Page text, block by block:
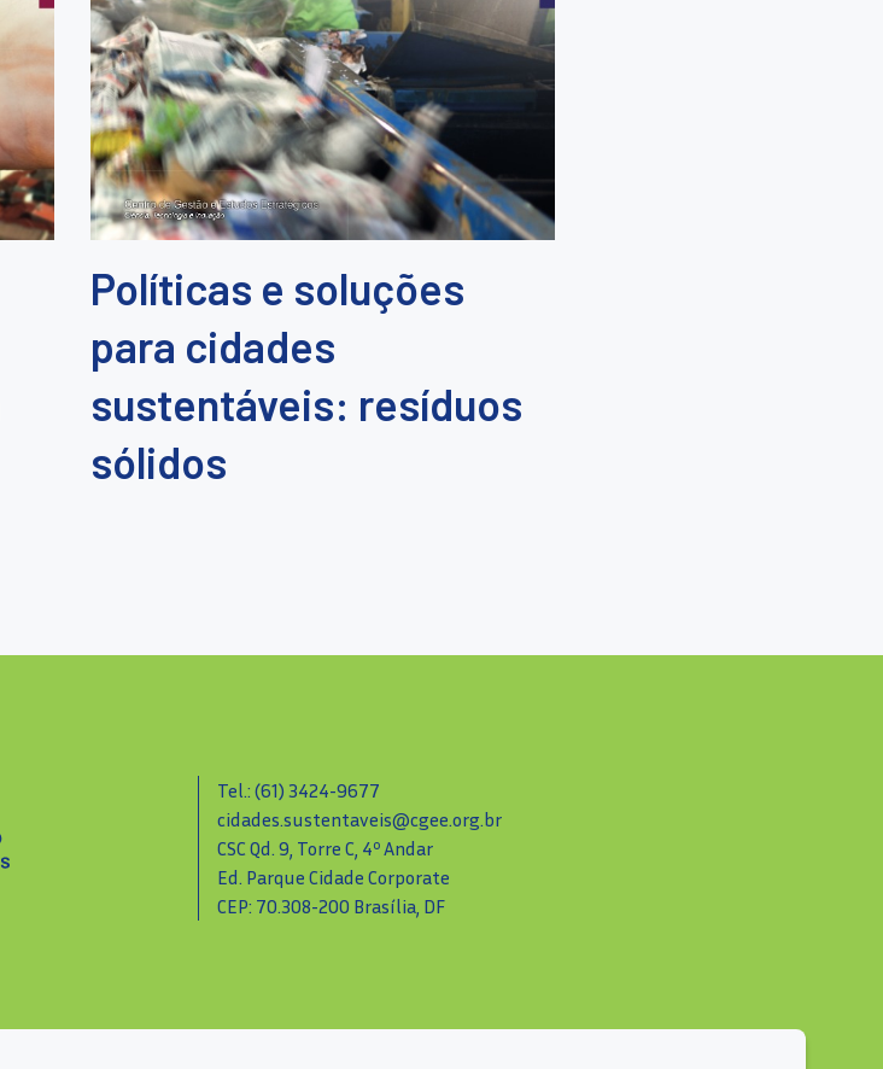
Políticas e soluções
para cidades
sustentáveis: resíduos
sólidos
Tel.: (61) 3424-9677
cidades.sustentaveis@cgee.org.br
CSC Qd. 9, Torre C, 4º Andar
Ed. Parque Cidade Corporate
CEP: 70.308-200 Brasília, DF